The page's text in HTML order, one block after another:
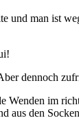
man ist
dennoch
im
aus den